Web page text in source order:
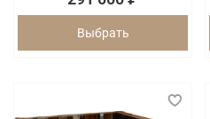
Выбрать